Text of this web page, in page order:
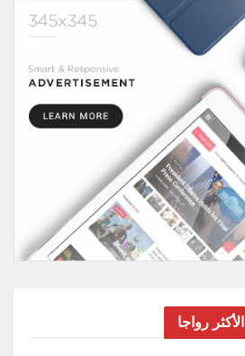
الأكثر رواجا